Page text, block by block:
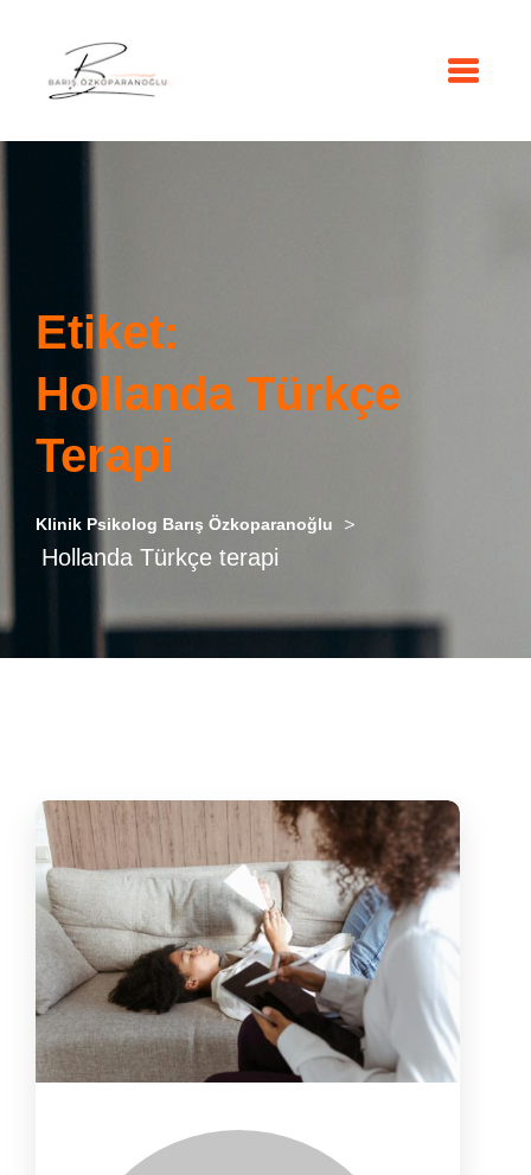
Etiket:
Hollanda Türkçe
Terapi
Klinik Psikolog Barış Özkoparanoğlu >
Hollanda Türkçe terapi